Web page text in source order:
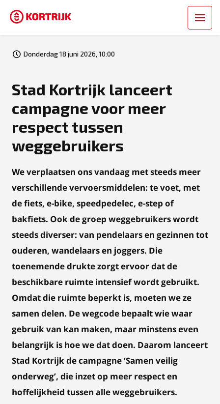
Donderdag 18 juni 2026, 10:00
Stad Kortrijk lanceert
campagne voor meer
respect tussen
weggebruikers
We verplaatsen ons vandaag met steeds meer
verschillende vervoersmiddelen: te voet, met
de fiets, e-bike, speedpedelec, e-step of
bakfiets. Ook de groep weggebruikers wordt
steeds diverser: van pendelaars en gezinnen tot
ouderen, wandelaars en joggers. Die
toenemende drukte zorgt ervoor dat de
beschikbare ruimte intensief wordt gebruikt.
Omdat die ruimte beperkt is, moeten we ze
samen delen. De wegcode bepaalt wie waar
gebruik van kan maken, maar minstens even
belangrijk is hoe we dat doen. Daarom lanceert
Stad Kortrijk de campagne ‘Samen veilig
onderweg’, die inzet op meer respect en
hoffelijkheid tussen alle weggebruikers.